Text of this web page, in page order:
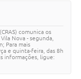
comunica os
Nova - segunda,
Para mais
e quinta-feira, das 8h
informações, ligue: